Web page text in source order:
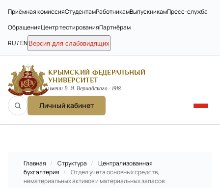
Приёмная комиссияСтудентамРаботникамВыпускникамПресс-служба
ОбращенияЦентр тестированияПартнёрам
RU / EN Версия для слабовидящих
КРЫМСКИЙ ФЕДЕРАЛЬНЫЙ
УНИВЕРСИТЕТ
имени В. И. Вернадского · 1918
Личный кабинет
Главная / Структура /
Централизованная
бухгалтерия /
Отдел учета основных средств,
нематериальных активов и материальных запасов